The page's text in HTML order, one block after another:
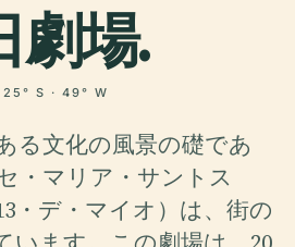
劇場.
25° S · 49° W
る文化の風景の礎であ
・マリア・サントス
・デ・マイオ）は、街の